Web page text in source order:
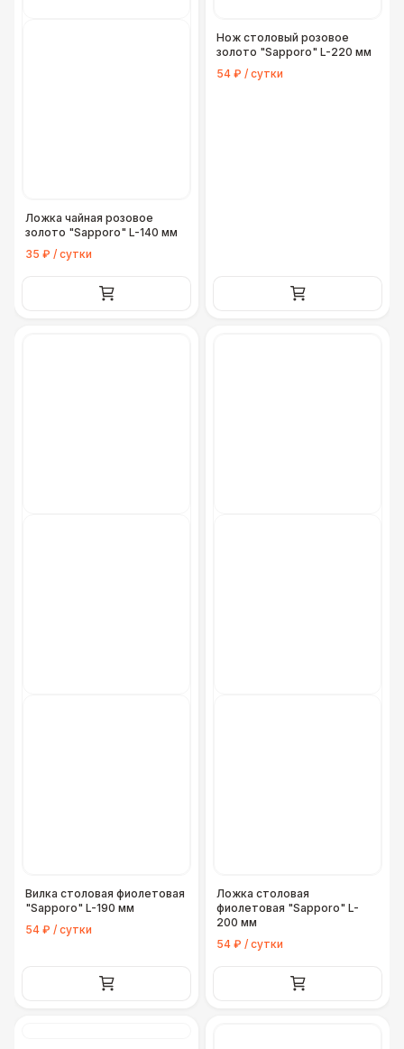
Ложка чайная розовое
золото "Sapporo" L-140 мм
35 ₽ / сутки
Нож столовый розовое
золото "Sapporo" L-220 мм
54 ₽ / сутки
Вилка столовая фиолетовая
"Sapporo" L-190 мм
54 ₽ / сутки
Ложка столовая
фиолетовая "Sapporo" L-
200 мм
54 ₽ / сутки